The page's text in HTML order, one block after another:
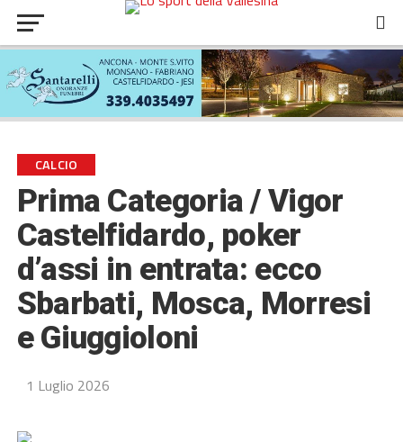
CALCIO
Prima Categoria / Vigor
Castelfidardo, poker
d’assi in entrata: ecco
Sbarbati, Mosca, Morresi
e Giuggioloni
1 Luglio 2026